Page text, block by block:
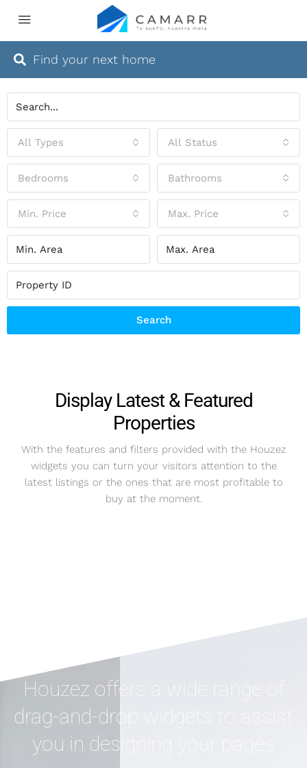
Find your next home
All Types All Status
Bedrooms Bathrooms
Min. Price Max. Price
Search
Display Latest & Featured
Properties
With the features and filters provided with the Houzez
widgets you can turn your visitors attention to the
latest listings or the ones that are most profitable to
buy at the moment.
Houzez offers a wide range of
drag-and-drop widgets to assist
you in designing your pages